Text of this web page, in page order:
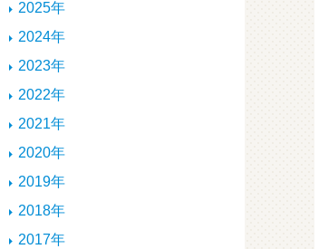
2025年
2024年
2023年
2022年
2021年
2020年
2019年
2018年
2017年